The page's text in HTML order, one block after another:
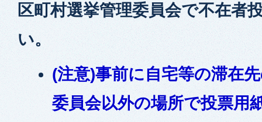
区町村選挙管理委員会で不在者
い。
(注意)事前に自宅等の滞在
委員会以外の場所で投票用